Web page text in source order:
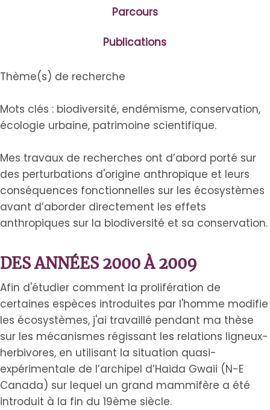
Parcours
Publications
Thème(s) de recherche
Mots clés : biodiversité, endémisme, conservation,
écologie urbaine, patrimoine scientifique.
Mes travaux de recherches ont d’abord porté sur
des perturbations d'origine anthropique et leurs
conséquences fonctionnelles sur les écosystèmes
avant d’aborder directement les effets
anthropiques sur la biodiversité et sa conservation.
DES ANNÉES 2000 À 2009
Afin d'étudier comment la prolifération de
certaines espèces introduites par l'homme modifie
les écosystèmes, j'ai travaillé pendant ma thèse
sur les mécanismes régissant les relations ligneux-
herbivores, en utilisant la situation quasi-
expérimentale de l’archipel d’Haida Gwaii (N-E
Canada) sur lequel un grand mammifère a été
introduit à la fin du 19ème siècle.